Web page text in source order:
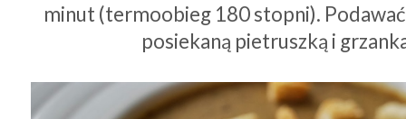
minut (termoobieg 180 stopni).
posiekaną pietruszką i